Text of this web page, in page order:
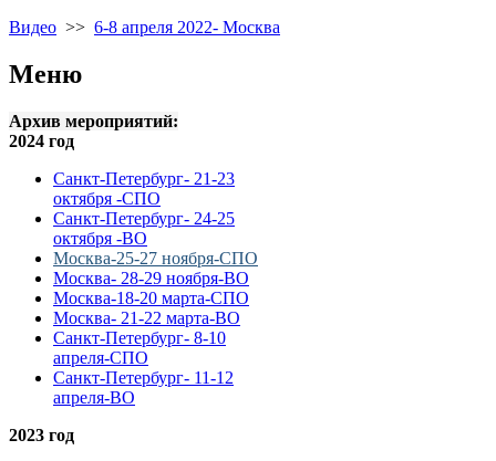
Видео >> 6-8 апреля 2022- Москва
Меню
Архив мероприятий:
2024 год
Санкт-Петербург- 21-23
октября -СПО
Санкт-Петербург- 24-25
октября -ВО
Москва-25-27 ноября-СПО
Москва- 28-29 ноября-ВО
Москва-18-20 марта-СПО
Москва- 21-22 марта-ВО
Санкт-Петербург- 8-10
апреля-СПО
Санкт-Петербург- 11-12
апреля-ВО
2023 год